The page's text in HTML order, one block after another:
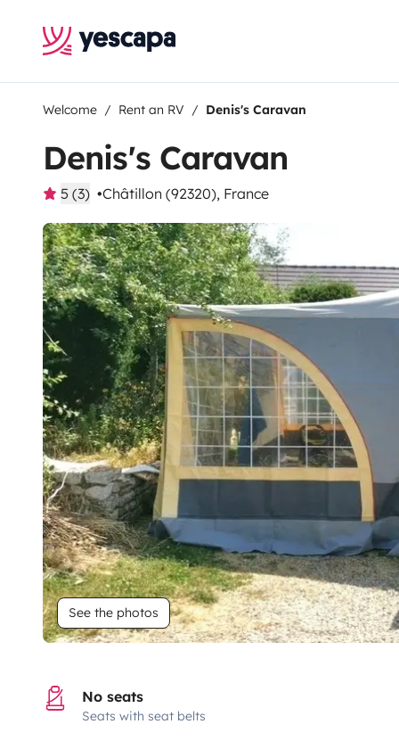
Welcome Rent an RV Denis's Caravan
Denis's Caravan
5 (3) Châtillon (92320), France
See the photos
No seats
Seats with seat belts